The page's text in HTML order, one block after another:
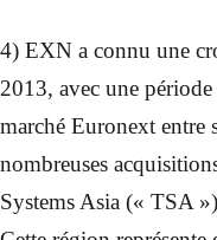
4) EXN a connu une
2013, avec une période
marché Euronext entre
nombreuses
Systems Asia (« TSA